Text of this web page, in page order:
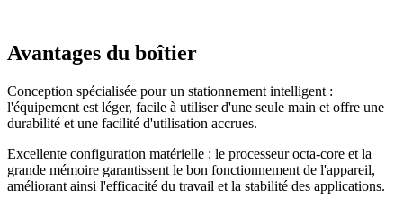
Avantages du boîtier
Conception spécialisée pour un stationnement intelligent :
l'équipement est léger, facile à utiliser d'une seule main et offre une
durabilité et une facilité d'utilisation accrues.
Excellente configuration matérielle : le processeur octa-core et la
grande mémoire garantissent le bon fonctionnement de l'appareil,
améliorant ainsi l'efficacité du travail et la stabilité des applications.